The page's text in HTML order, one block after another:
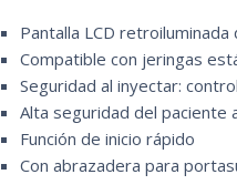
Pantalla LCD retroiluminada
Compatible con jeringas
Seguridad al inyectar:
Alta seguridad del paciente
Función de inicio rápido
Con abrazadera para